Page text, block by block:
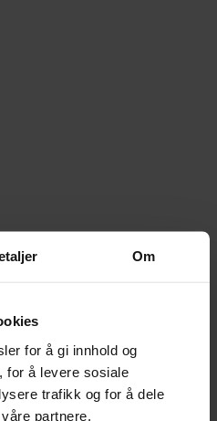
Om
for å gi innhold og
for å levere sosiale
trafikk og for å dele
partnere.